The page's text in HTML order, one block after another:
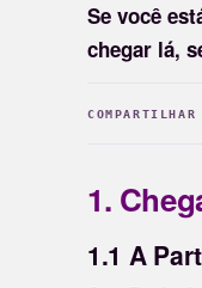
Se você
chegar lá,
COMPARTILHAR
1.
1.1 A